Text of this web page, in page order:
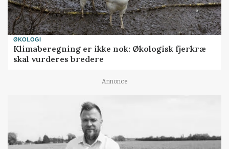
ØKOLOGI
Klimaberegning er ikke nok: Økologisk fjerkræ
skal vurderes bredere
Annonce